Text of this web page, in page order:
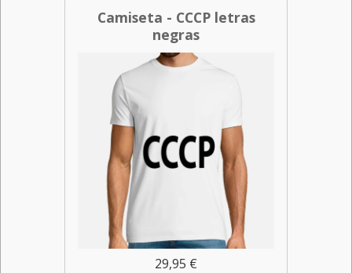
Camiseta - CCCP letras
negras
29,95 €